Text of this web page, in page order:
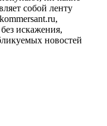
собой ленту
искажения,
новостей